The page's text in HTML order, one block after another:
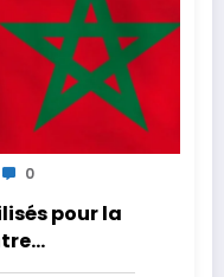
0
pour la